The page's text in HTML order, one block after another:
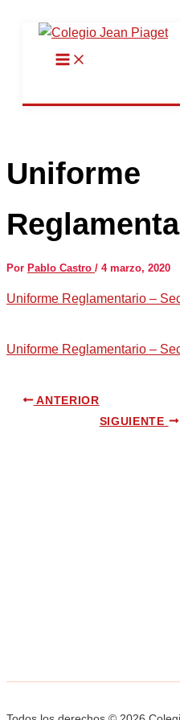
contenido
Uniforme
Por Pablo Castro / 4 marzo, 2020
Uniforme Reglamentario –
Uniforme Reglamentario –
ANTERIOR
SIGUIENTE